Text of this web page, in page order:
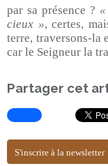
par sa présence ?
cieux », certes,
terre, traversons-la
car le Seigneur la
Partager cet
S'inscrire à la newsletter